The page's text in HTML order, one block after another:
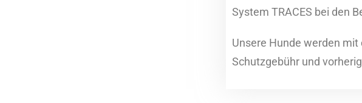
System TRACES bei den
Unsere Hunde werden
Schutzgebühr und